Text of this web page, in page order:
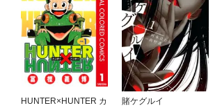
HUNTER×HUNTER カ
賭ケグルイ